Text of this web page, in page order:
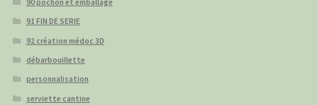
91 FIN DE SERIE
92 création médoc 3D
débarbouillette
personnalisation
serviette cantine